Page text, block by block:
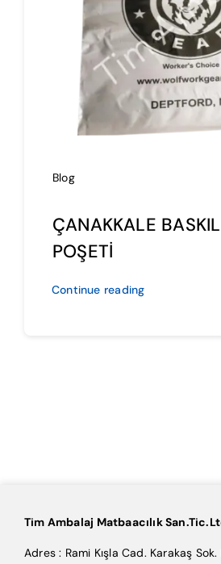
Blog
ÇANAKKALE
POŞETİ
Continue reading
Tim Ambalaj Matbaacılık
Adres : Rami Kışla Cad. Karakaş